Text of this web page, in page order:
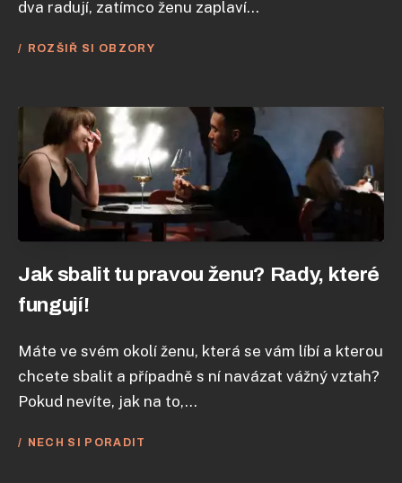
dva radují, zatímco ženu zaplaví...
ROZŠIŘ SI OBZORY
Jak sbalit tu pravou ženu? Rady, které
fungují!
Máte ve svém okolí ženu, která se vám líbí a kterou
chcete sbalit a případně s ní navázat vážný vztah?
Pokud nevíte, jak na to,...
NECH SI PORADIT